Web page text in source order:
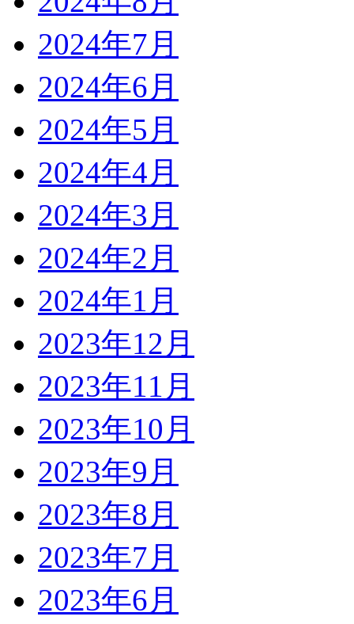
2024年7月
2024年6月
2024年5月
2024年4月
2024年3月
2024年2月
2024年1月
2023年12月
2023年11月
2023年10月
2023年9月
2023年8月
2023年7月
2023年6月